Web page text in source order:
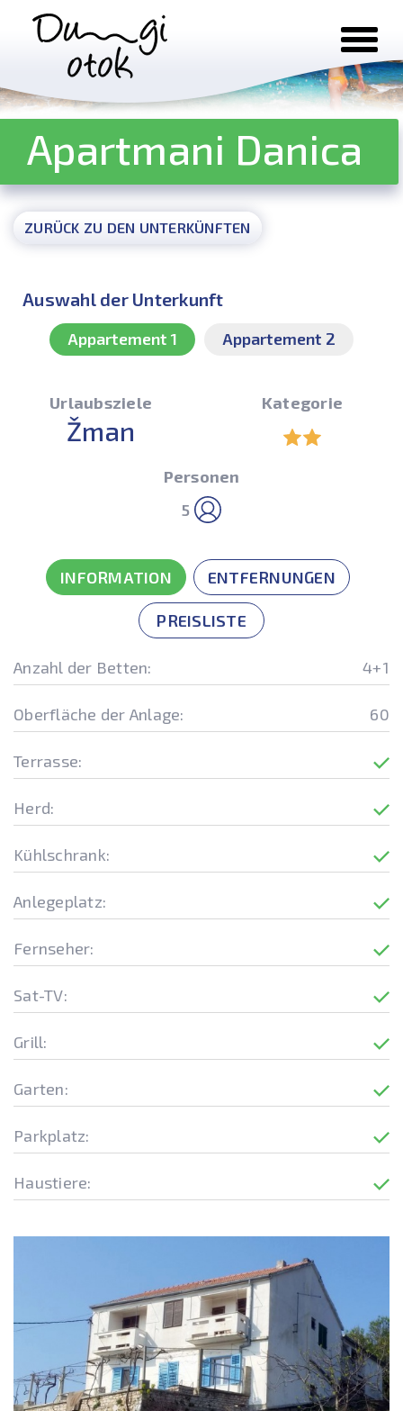
Zum Inhalt springen
Apartmani Danica
ZURÜCK ZU DEN UNTERKÜNFTEN
Auswahl der Unterkunft
Appartement 1 Appartement 2
Urlaubsziele
Žman
Kategorie
Personen
5
INFORMATION ENTFERNUNGEN
PREISLISTE
Anzahl der Betten: 4+1
Oberfläche der Anlage: 60
Terrasse:
Herd:
Kühlschrank:
Anlegeplatz:
Fernseher:
Sat-TV:
Grill:
Garten:
Parkplatz:
Haustiere: